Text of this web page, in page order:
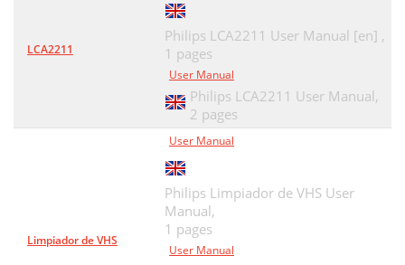
LCA2211
Philips LCA2211 User Manual [en] ,
1 pages
User Manual
Philips LCA2211 User Manual,
2 pages
Limpiador de VHS
User Manual
Philips Limpiador de VHS User
Manual,
1 pages
User Manual